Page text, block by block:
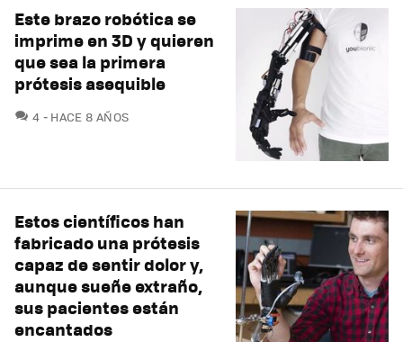
Este brazo robótica se
imprime en 3D y quieren
que sea la primera
prótesis asequible
4 COMENTARIOS
HACE 8 AÑOS
Estos científicos han
fabricado una prótesis
capaz de sentir dolor y,
aunque sueñe extraño,
sus pacientes están
encantados